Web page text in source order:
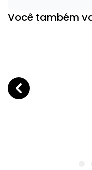
Você também